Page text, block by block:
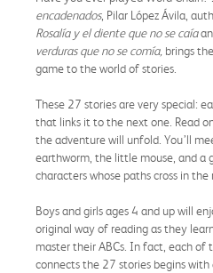
encadenados, Pilar López Ávila,
Rosalía y el diente que no se caía
verduras que no se comía, brings
game to the world of stories.
These 27 stories are very special:
that links it to the next one. Read
the adventure will unfold. You’ll
earthworm, the little mouse, and a
characters whose paths cross in the
Boys and girls ages 4 and up will
original way of reading as they
master their ABCs. In fact, each of
connects the 27 stories begins